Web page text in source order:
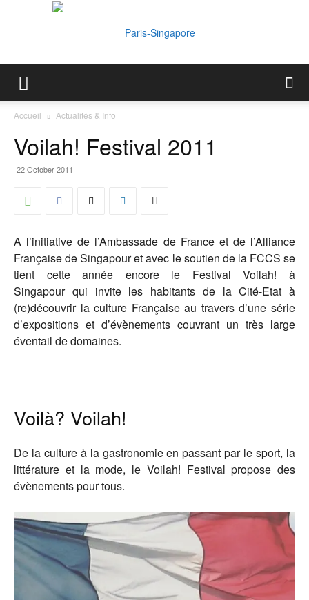
Singapore
Accueil Actualités & Info
Voilah! Festival 2011
22 October 2011
A l’initiative de l’Ambassade de France et de l’Alliance
Française de Singapour et avec le soutien de la FCCS se
tient cette année encore le Festival Voilah! à
Singapour qui invite les habitants de la Cité-Etat à
(re)découvrir la culture Française au travers d’une série
d’expositions et d’évènements couvrant un très large
éventail de domaines.
Voilà? Voilah!
De la culture à la gastronomie en passant par le sport, la
littérature et la mode, le Voilah! Festival propose des
évènements pour tous.